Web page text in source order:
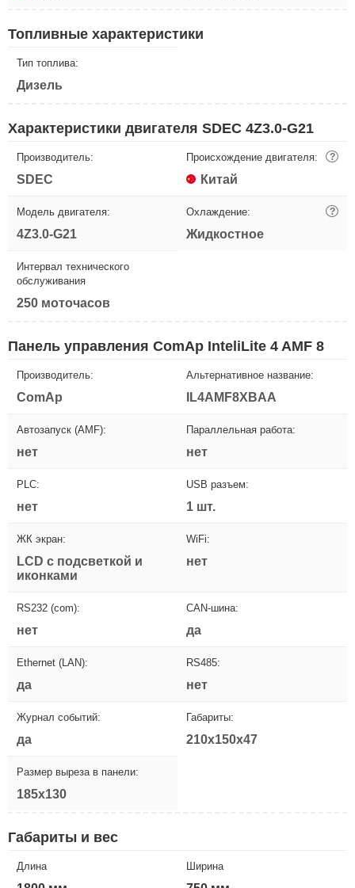
Топливные характеристики
Тип топлива:
Дизель
Характеристики двигателя SDEC 4Z3.0-G21
Производитель:
SDEC
Происхождение двигателя: ?
Китай
Модель двигателя:
4Z3.0-G21
Охлаждение: ?
Жидкостное
Интервал технического
обслуживания
250 моточасов
Панель управления ComAp InteliLite 4 AMF 8
Производитель:
ComAp
Альтернативное название:
IL4AMF8XBAA
Автозапуск (AMF):
нет
Параллельная работа:
нет
PLC:
нет
USB разъем:
1 шт.
ЖК экран:
LCD с подсветкой и
иконками
WiFi:
нет
RS232 (com):
нет
CAN-шина:
да
Ethernet (LAN):
да
RS485:
нет
Журнал событий:
да
Габариты:
210x150x47
Размер выреза в панели:
185x130
Габариты и вес
Длина Ширина